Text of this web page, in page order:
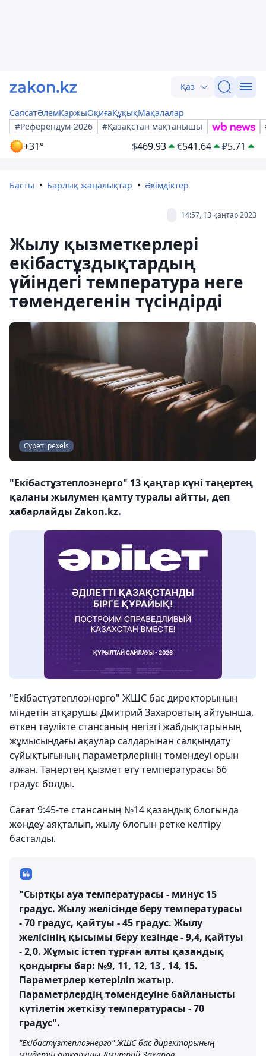
Қаз
СаясатӘлемҚаржыОқиғаҚұқықМақалалар
#Референдум-2026
#Қазақстан мақтанышы
+31° $469.93 €541.64 ₽5.71
Басты Барлық жаңалықтар Әкімдіктер
14:57, 13 қаңтар 2023
Жылу қызметкерлері
екібастұздықтардың
үйіндегі температура неге
төмендегенін түсіндірді
Сурет: pexels
"Екібастұзтеплоэнерго" 13 қаңтар күні таңертең
қаланы жылумен қамту туралы айтты, деп
хабарлайды Zakon.kz.
"Екібастұзтеплоэнерго" ЖШС бас директорының
міндетін атқарушы Дмитрий Захаровтың айтуынша,
өткен тәулікте стансаның негізгі жабдықтарының
жұмысындағы ақаулар салдарынан салқындату
сұйықтығының параметрлерінің төмендеуі орын
алған. Таңертең қызмет ету температурасы 66
градус болды.
Сағат 9:45-те стансаның №14 қазандық блогында
жөндеу аяқталып, жылу блогын ретке келтіру
басталды.
"Сыртқы ауа температурасы - минус 15
градус. Жылу желісінде беру температурасы
- 70 градус, қайтуы - 45 градус. Жылу
желісінің қысымы беру кезінде - 9,4, қайтуы
- 2,0. Жұмыс істеп тұрған алты қазандық
қондырғы бар: №9, 11, 12, 13 , 14, 15.
Параметрлер көтеріліп жатыр.
Параметрлердің төмендеуіне байланысты
күтілетін жеткізу температурасы - 70
градус".
"Екібастұзтеплоэнерго" ЖШС бас директорының